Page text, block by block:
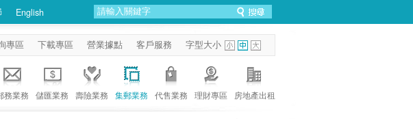
English
專區 下載專區 營業據點 客戶服務 字型大小
務業務 儲匯業務 壽險業務 集郵業務 代售業務 理財專區 房地產出租